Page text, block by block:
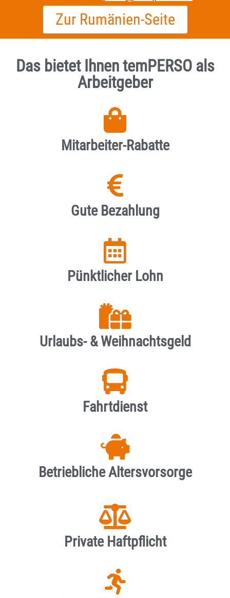
Zur Rumänien-Seite
Das bietet Ihnen temPERSO als
Arbeitgeber
Mitarbeiter-Rabatte
Gute Bezahlung
Pünktlicher Lohn
Urlaubs- & Weihnachtsgeld
Fahrtdienst
Betriebliche Altersvorsorge
Private Haftpflicht